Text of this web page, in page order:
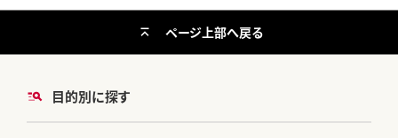
目的別に探す
ページ上部へ戻る